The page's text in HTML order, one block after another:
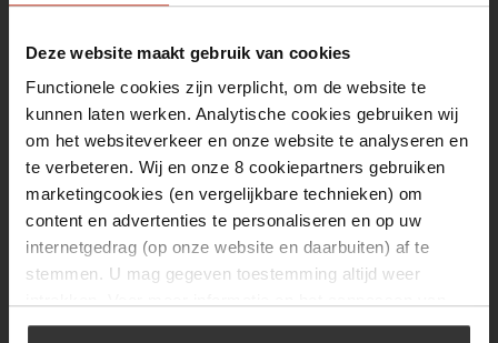
Deze website maakt gebruik van cookies
Functionele cookies zijn verplicht, om de website te
kunnen laten werken. Analytische cookies gebruiken wij
om het websiteverkeer en onze website te analyseren en
te verbeteren. Wij en onze 8 cookiepartners gebruiken
marketingcookies (en vergelijkbare technieken) om
content en advertenties te personaliseren en op uw
internetgedrag (op onze website en daarbuiten) af te
stemmen. U mag gegeven toestemming altijd weer
uw keuze op onze website verwijzen wij u naar ons
Donderdag
08:00 tot 17:00
Vrijdag
08:00 tot 17:00
Zaterdag
09:30 tot 12:00
Zondag
Gesloten
Navigatie
BBQ
Brandstoffen